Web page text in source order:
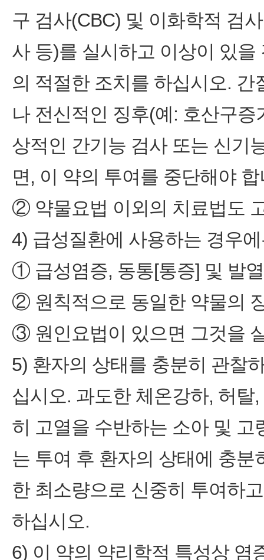
구 검사(CBC) 및 이화학적 검
사 등)를 실시하고 이상이 있
의 적절한 조치를 하십시오.
나 전신적인 징후(예: 호산구
상적인 간기능 검사 또는 신기
면, 이 약의 투여를 중단해야
② 약물요법 이외의 치료법도
4) 급성질환에 사용하는 경우
① 급성염증, 동통[통증] 및 발
② 원칙적으로 동일한 약물의
③ 원인요법이 있으면 그것을
5) 환자의 상태를 충분히 관찰
십시오. 과도한 체온강하, 허
히 고열을 수반하는 소아 및
는 투여 후 환자의 상태에 충
한 최소량으로 신중히 투여하
하십시오.
6) 이 약의 약리학적 특성상 염